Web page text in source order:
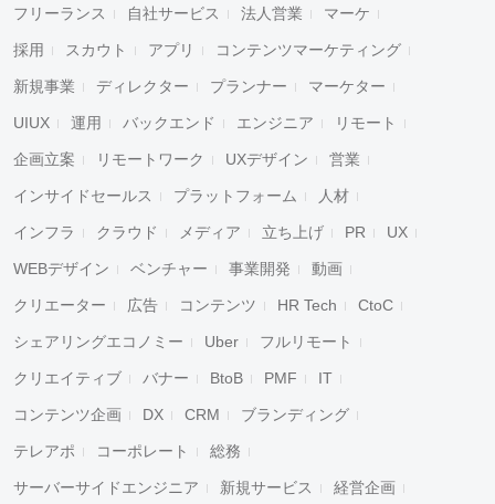
フリーランス 自社サービス 法人営業 マーケ
採用 スカウト アプリ コンテンツマーケティング
新規事業 ディレクター プランナー マーケター
UIUX 運用 バックエンド エンジニア リモート
企画立案 リモートワーク UXデザイン 営業
インサイドセールス プラットフォーム 人材
インフラ クラウド メディア 立ち上げ PR UX
WEBデザイン ベンチャー 事業開発 動画
クリエーター 広告 コンテンツ HR Tech CtoC
シェアリングエコノミー Uber フルリモート
クリエイティブ バナー BtoB PMF IT
コンテンツ企画 DX CRM ブランディング
テレアポ コーポレート 総務
サーバーサイドエンジニア 新規サービス 経営企画